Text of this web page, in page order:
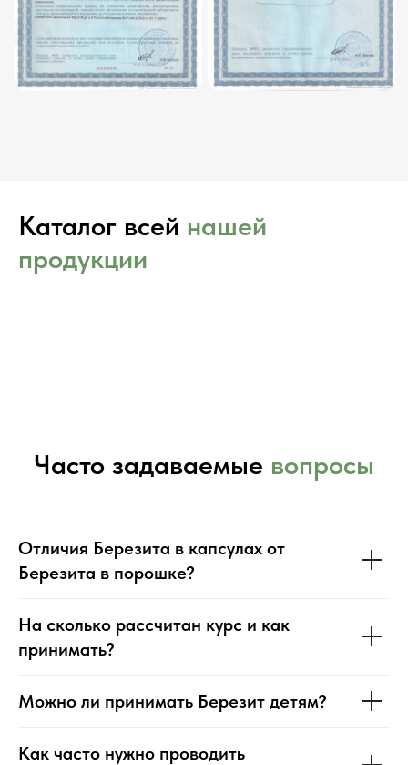
Каталог всей нашей
продукции
Часто задаваемые вопросы
Отличия Березита в капсулах от
Березита в порошке?
На сколько рассчитан курс и как
принимать?
Можно ли принимать Березит детям?
Как часто нужно проводить